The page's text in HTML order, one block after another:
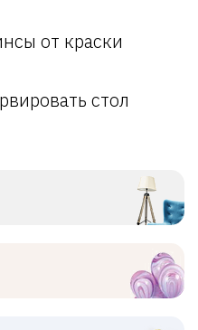
от краски
стол